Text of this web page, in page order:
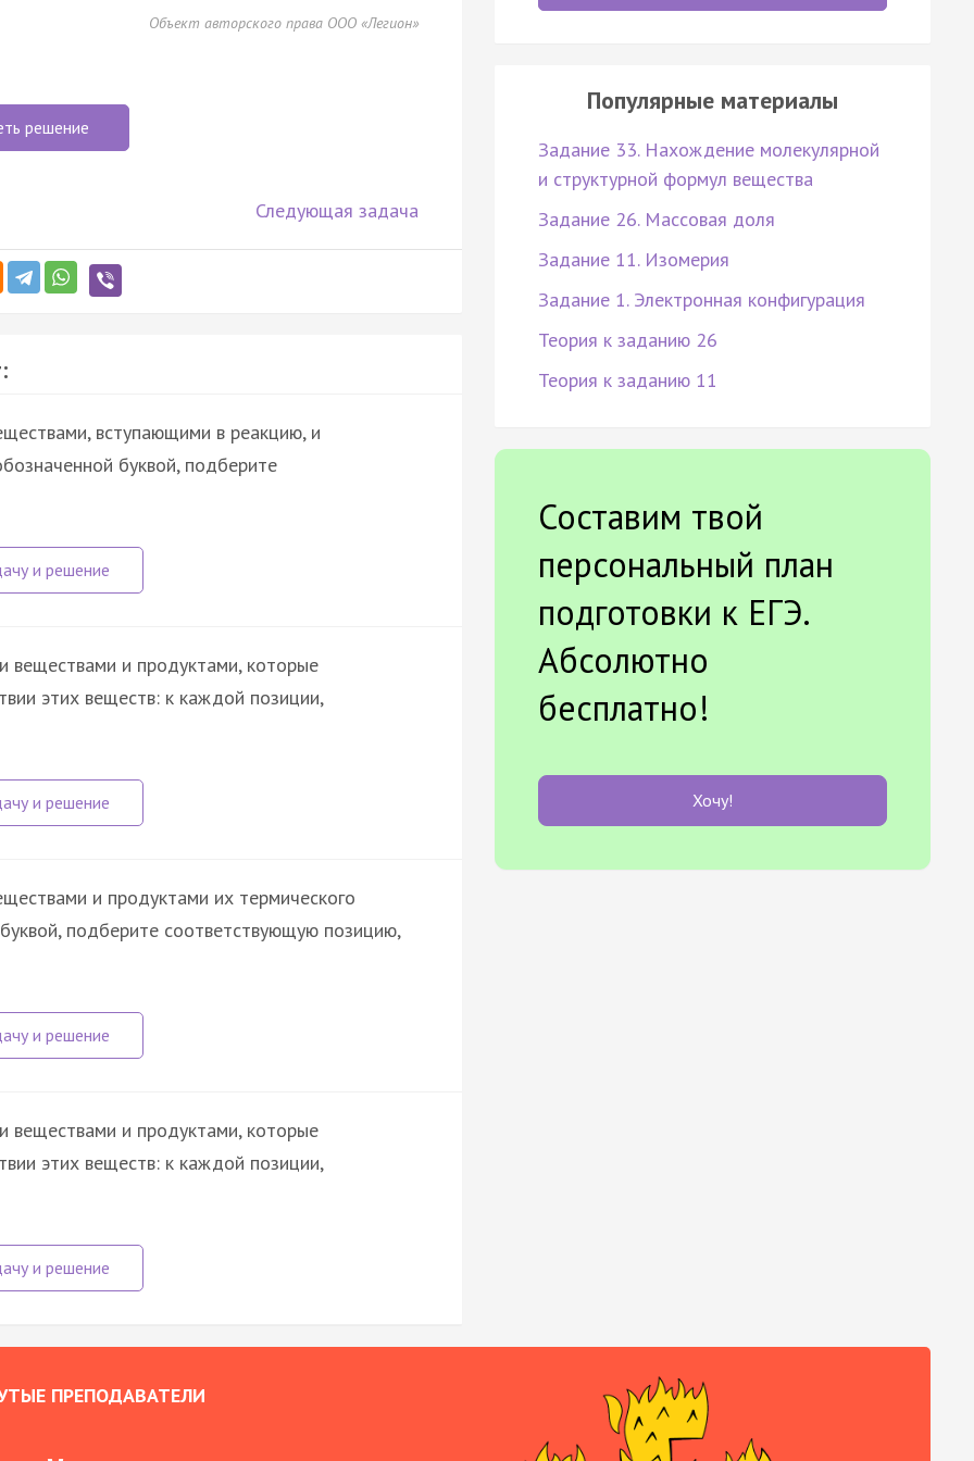
Объект авторского права ООО «Легион»
решение
Следующая задача
вступающими в реакцию, и
буквой, подберите
веществами и продуктами, которые
этих веществ: к каждой позиции,
и продуктами их термического
подберите соответствующую позицию,
веществами и продуктами, которые
этих веществ: к каждой позиции,
Популярные материалы
Задание 33. Нахождение молекулярной
и структурной формул вещества
Задание 26. Массовая доля
Задание 11. Изомерия
Задание 1. Электронная конфигурация
Теория к заданию 26
Теория к заданию 11
Составим твой
персональный план
подготовки к ЕГЭ.
Абсолютно
бесплатно!
Хочу!
ПРЕПОДАВАТЕЛИ